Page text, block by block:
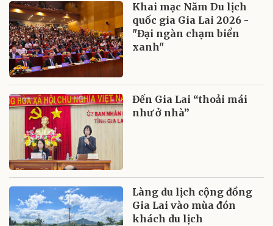
Khai mạc Năm Du lịch
quốc gia Gia Lai 2026 -
"Đại ngàn chạm biển
xanh"
Đến Gia Lai “thoải mái
như ở nhà”
Làng du lịch cộng đồng
Gia Lai vào mùa đón
khách du lịch